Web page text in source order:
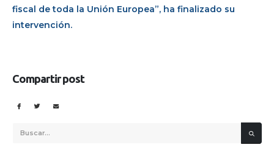
fiscal de toda la Unión Europea”, ha finalizado su
intervención.
Compartir post